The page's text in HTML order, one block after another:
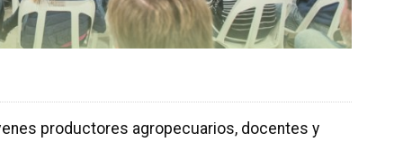
productores agropecuarios, docentes y